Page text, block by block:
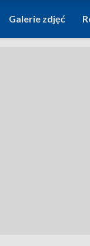
Galerie zdjęć